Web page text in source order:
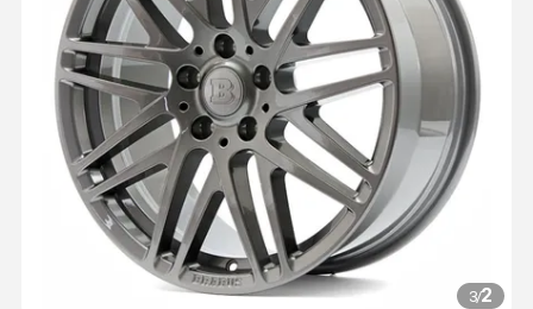
2
/
3